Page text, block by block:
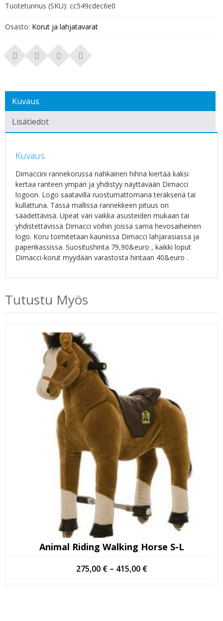
Tuotetunnus (SKU): cc549cdec6e0
Osasto: Korut ja lahjatavarat
Kuvaus
Lisätiedot
Kuvaus
Dimaccini rannekorussa nahkainen hihna kiertää kaksi
kertaa ranteen ympäri ja yhdistyy näyttävään Dimacci
logoon. Logo saatavilla ruostumattomana teräksenä tai
kullattuna. Tässä mallissa rannekkeen pituus on
säädettävisä. Upeat väri vaikka asusteiden mukaan tai
yhdistettävissä Dimacci vöihin joissa sama hevosaiheinen
logo. Koru toimitetaan kauniissa Dimacci lahjarasiassa ja
paperikassissa. Suositushinta 79,90&euro , kaikki loput
Dimacci-korut myydään varastosta hintaan 40&euro .
Tutustu Myös
Animal Riding Walking Horse S-L
275,00 € – 415,00 €Hintaluokka: